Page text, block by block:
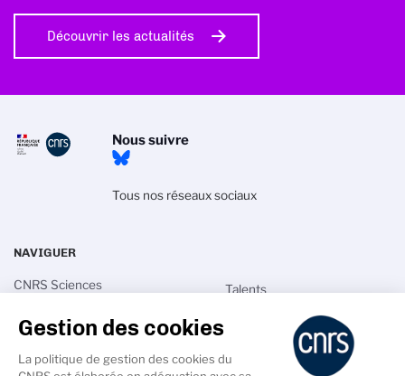
Découvrir les actualités
Nous suivre
Tous nos réseaux sociaux
NAVIGUER
CNRS Sciences
Recherche
Innovation
Talents
Intranet
Gestion des cookies
La politique de gestion des cookies du